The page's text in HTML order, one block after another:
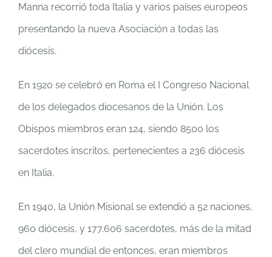
Manna recorrió toda Italia y varios países europeos
presentando la nueva Asociación a todas las
diócesis.
En 1920 se celebró en Roma el I Congreso Nacional
de los delegados diocesanos de la Unión. Los
Obispos miembros eran 124, siendo 8500 los
sacerdotes inscritos, pertenecientes a 236 diócesis
en Italia.
En 1940, la Unión Misional se extendió a 52 naciones,
960 diócesis, y 177.606 sacerdotes, más de la mitad
del clero mundial de entonces, eran miembros